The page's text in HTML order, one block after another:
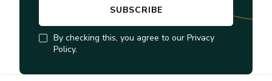
By checking this, you agree to our Privacy
Policy.